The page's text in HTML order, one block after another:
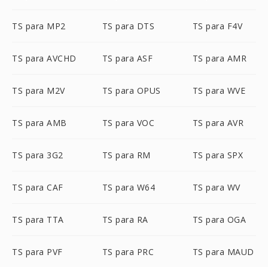
TS para MP2 TS para DTS TS para F4V
TS para AVCHD TS para ASF TS para AMR
TS para M2V TS para OPUS TS para WVE
TS para AMB TS para VOC TS para AVR
TS para 3G2 TS para RM TS para SPX
TS para CAF TS para W64 TS para WV
TS para TTA TS para RA TS para OGA
TS para PVF TS para PRC TS para MAUD